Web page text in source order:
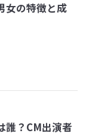
女の特徴と成
誰？CM出演者